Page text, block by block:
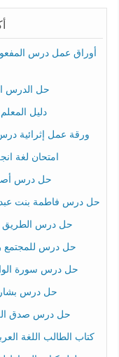
أوراق عمل درس
حل الدرس
دليل
ورقة عمل إثرائية
امتحان لغة
حل درس
حل درس فاطمة بنت
حل درس الطريق
حل درس للمجتمع
حل درس سورة الواقعة 57-74 تربية اسلامية
حل درس
حل درس صدق الرسول
كتاب الطالب اللغة